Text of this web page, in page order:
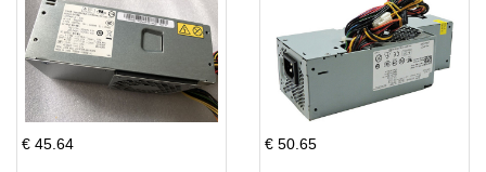
€ 45.64 € 50.65